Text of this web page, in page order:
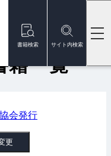
書籍検索 サイト内検索
籍一覧
会発行
更